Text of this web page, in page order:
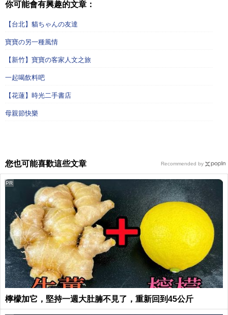
你可能會有興趣的文章：
【台北】貓ちゃんの友達
寶寶の另一種風情
【新竹】寶寶の客家人文之旅
一起喝飲料吧
【花蓮】時光二手書店
母親節快樂
您也可能喜歡這些文章
檸檬加它，堅持一週大肚腩不見了，重新回到45公斤
PR
Recommended by